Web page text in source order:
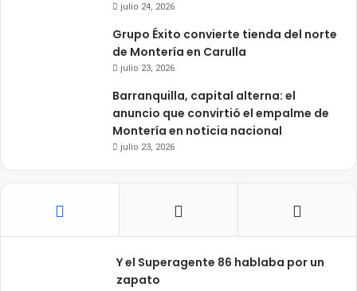
julio 24, 2026
Grupo Éxito convierte tienda del norte
de Montería en Carulla
julio 23, 2026
Barranquilla, capital alterna: el
anuncio que convirtió el empalme de
Montería en noticia nacional
julio 23, 2026
Y el Superagente 86 hablaba por un
zapato